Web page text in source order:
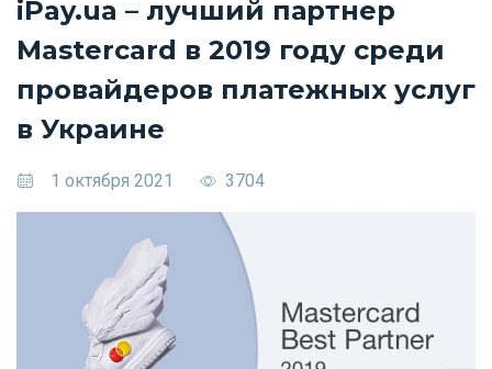
iPay.ua – лучший партнер
Mastercard в 2019 году среди
провайдеров платежных услуг
в Украине
1 октября 2021 3704